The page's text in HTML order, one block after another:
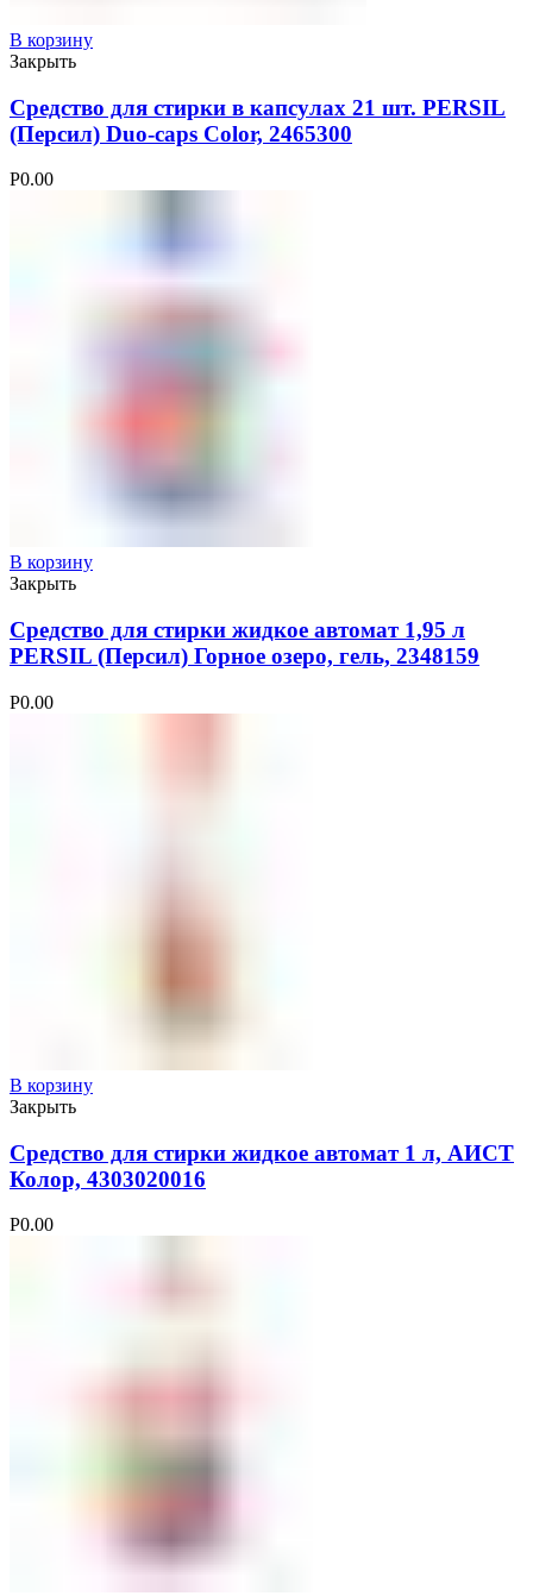
В корзину
Закрыть
Средство для стирки в капсулах 21 шт. PERSIL
(Персил) Duo-caps Color, 2465300
Р0.00
В корзину
Закрыть
Средство для стирки жидкое автомат 1,95 л
PERSIL (Персил) Горное озеро, гель, 2348159
Р0.00
В корзину
Закрыть
Средство для стирки жидкое автомат 1 л, АИСТ
Колор, 4303020016
Р0.00